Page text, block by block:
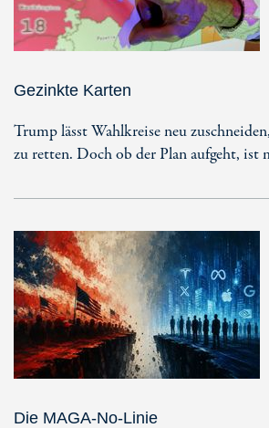
Gezinkte Karten
Trump lässt Wahlkreise neu
zu retten. Doch ob der Plan aufgeht, ist
Die MAGA-No-Linie